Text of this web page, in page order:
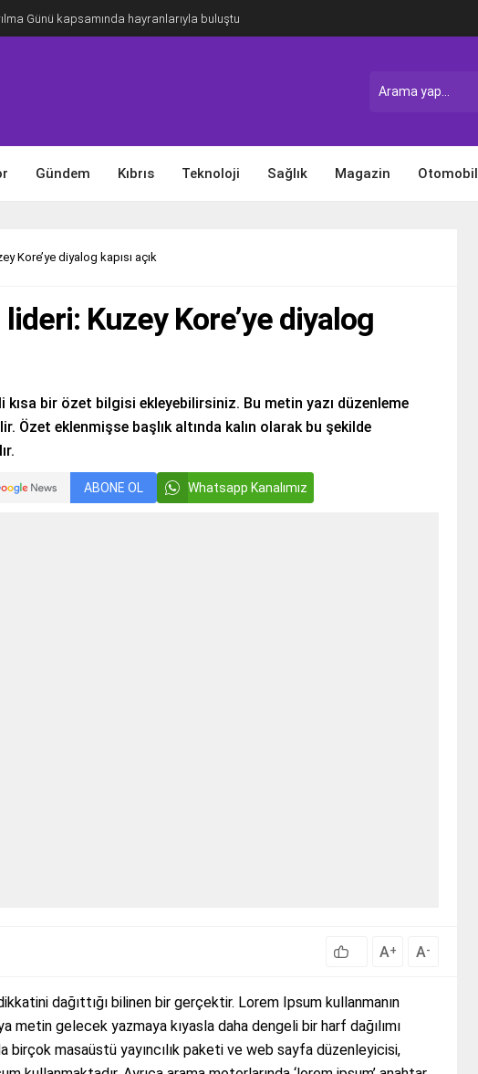
Günü kapsamında hayranlarıyla buluştu
Gündem Kıbrıs Teknoloji Sağlık Magazin Otomobil
Kore’ye diyalog kapısı açık
Kuzey Kore’ye diyalog
bir özet bilgisi ekleyebilirsiniz. Bu metin yazı düzenleme
Özet eklenmişse başlık altında kalın olarak bu şekilde
ABONE OL Whatsapp Kanalımız
A+ A-
dağıttığı bilinen bir gerçektir. Lorem Ipsum kullanmanın
metin gelecek yazmaya kıyasla daha dengeli bir harf dağılımı
birçok masaüstü yayıncılık paketi ve web sayfa düzenleyicisi,